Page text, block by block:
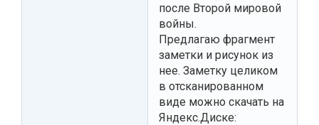
после Второй мировой
войны.
Предлагаю фрагмент
заметки и рисунок из
нее. Заметку целиком
в отсканированном
виде можно скачать на
Яндекс.Диске: